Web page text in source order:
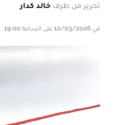
تحرير من طرف خالد كدار
في 12/03/2026 على الساعة 19:00